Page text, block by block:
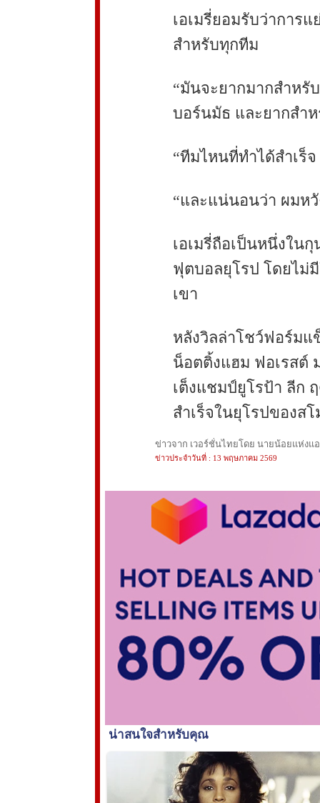
เอเมรี่ยอมรับว่าการ
สำหรับทุกทีม
“มันจะยากมากสำหรั
บอร์นมัธ และยากสำ
“ทีมไหนที่ทำได้สำเร็
“และแน่นอนว่า ผมห
เอเมรี่ถือเป็นหนึ่งใน
ฟุตบอลยุโรป โดยไม่
เขา
หลังวิลล่าโชว์ฟอร์มแ
น็อตติ้งแฮม ฟอเรสต์
เต็งแชมป์ยูโรป้า ลีก
สำเร็จในยุโรปของสโ
ข่าวจาก เวอร์ชั่นไทยโดย นายน้อยแห่งแ
ข่าวประจำวันที่ : 13 พฤษภาคม 2569